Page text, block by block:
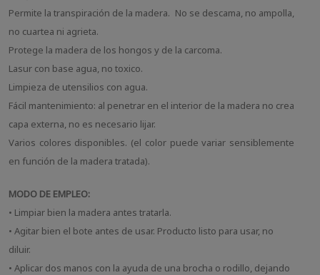
Permite la transpiración de la madera. No se descama, no ampolla,
no cuartea ni agrieta.
Protege la madera de los hongos y de la carcoma.
Lasur con base agua, no toxico.
Limpieza de utensilios con agua.
Fácil mantenimiento: al penetrar en el interior de la madera no crea
capa externa, no es necesario lijar.
Varios colores disponibles. (el color puede variar sensiblemente
en función de la madera tratada).
MODO DE EMPLEO:
• Limpiar bien la madera antes tratarla.
• Agitar bien el bote antes de usar. Producto listo para usar, no
diluir.
• Aplicar dos manos con la ayuda de una brocha o rodillo, dejando